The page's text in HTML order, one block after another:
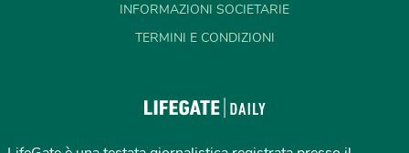
INFORMAZIONI SOCIETARIE
TERMINI E CONDIZIONI